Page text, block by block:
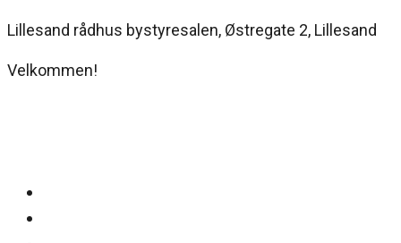
Lillesand rådhus bystyresalen, Østregate 2, Lillesand
Velkommen!